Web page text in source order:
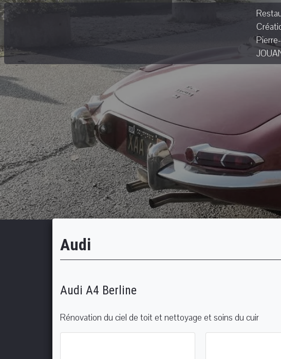
Audi
Audi A4 Berline
Rénovation du ciel de toit et nettoyage et soins du cuir